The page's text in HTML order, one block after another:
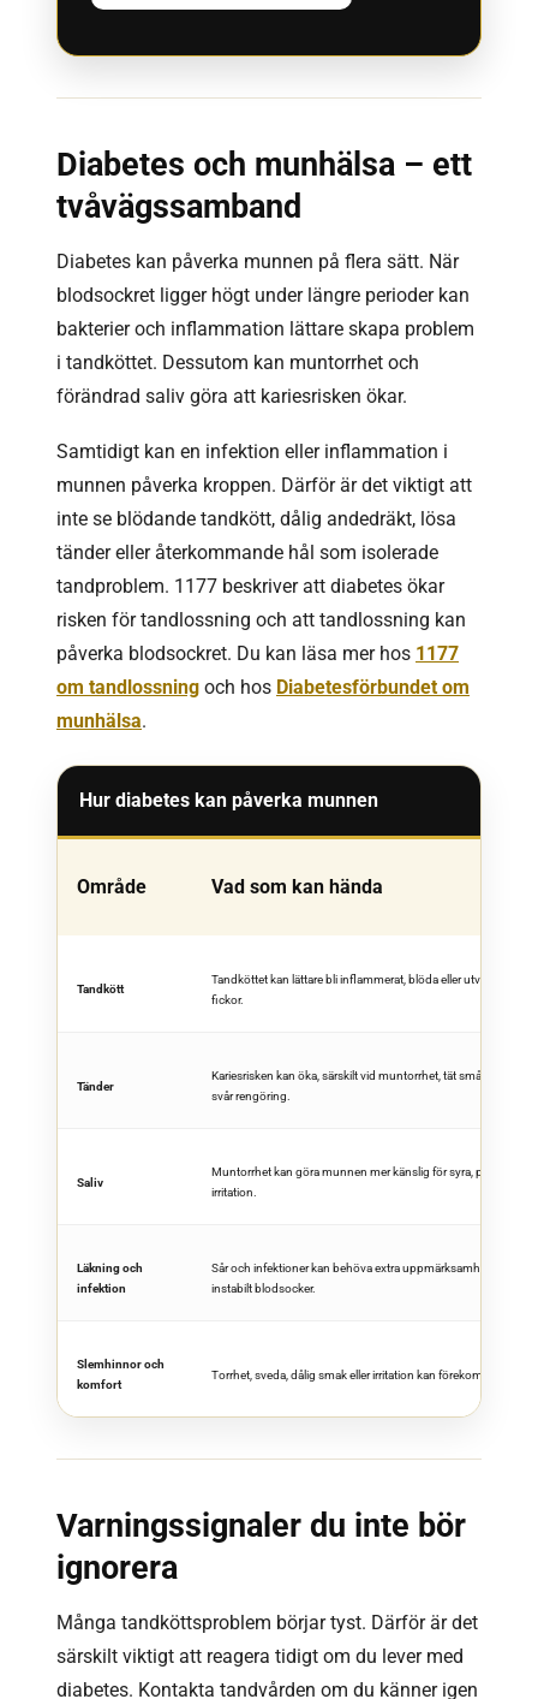
Diabetes och munhälsa – ett
tvåvägssamband
Diabetes kan påverka munnen på flera sätt. När
blodsockret ligger högt under längre perioder kan
bakterier och inflammation lättare skapa problem
i tandköttet. Dessutom kan muntorrhet och
förändrad saliv göra att kariesrisken ökar.
Samtidigt kan en infektion eller inflammation i
munnen påverka kroppen. Därför är det viktigt att
inte se blödande tandkött, dålig andedräkt, lösa
tänder eller återkommande hål som isolerade
tandproblem. 1177 beskriver att diabetes ökar
risken för tandlossning och att tandlossning kan
påverka blodsockret. Du kan läsa mer hos 1177
om tandlossning och hos Diabetesförbundet om
munhälsa.
Hur diabetes kan påverka munnen
Område Vad som kan hända
Tandkött
Tandköttet kan lättare bli inflammerat, blöda eller utveckla
fickor.
Tänder
Kariesrisken kan öka, särskilt vid muntorrhet, tät småätning eller
svår rengöring.
Saliv
Muntorrhet kan göra munnen mer känslig för syra, plack och
irritation.
Läkning och
infektion
Sår och infektioner kan behöva extra uppmärksamhet, särskilt
instabilt blodsocker.
Slemhinnor och
komfort
Torrhet, sveda, dålig smak eller irritation kan förekomma.
Varningssignaler du inte bör
ignorera
Många tandköttsproblem börjar tyst. Därför är det
särskilt viktigt att reagera tidigt om du lever med
diabetes. Kontakta tandvården om du känner igen